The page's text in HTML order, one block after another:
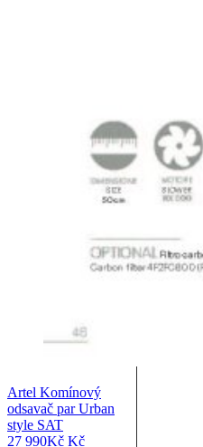
Artel Komínový
odsavač par Urban
style SAT
27 990Kč Kč